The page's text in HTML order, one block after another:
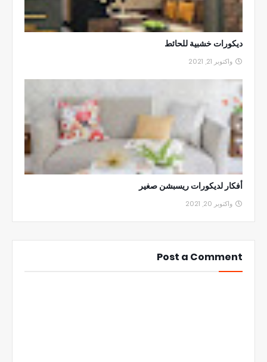
ديكورات خشبية للحائط
واكتوبر 21, 2021
أفكار لديكورات ريسبشن صغير
واكتوبر 20, 2021
Post a Comment